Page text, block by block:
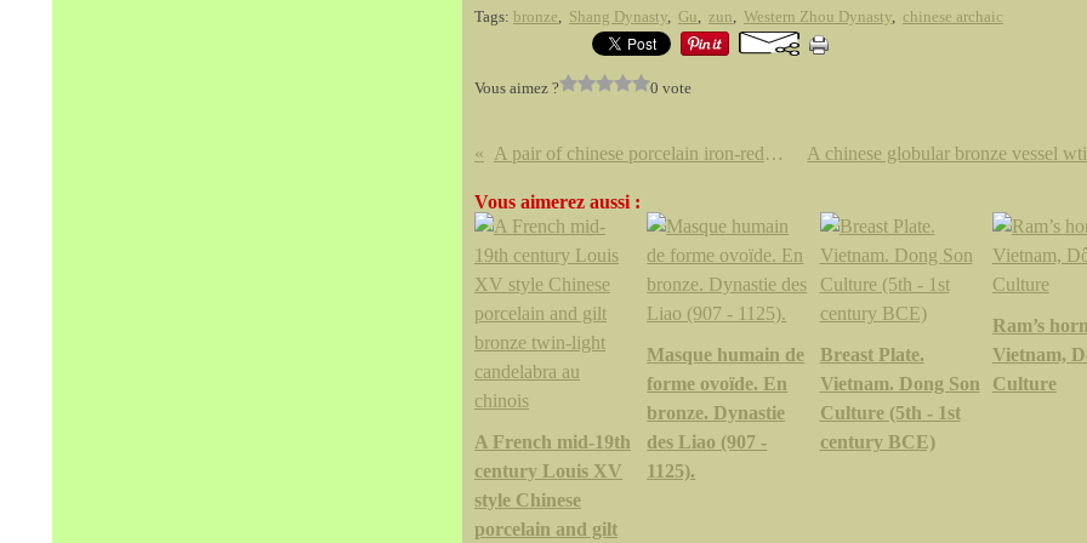
Tags: bronze, Shang Dynasty, Gu, zun, Western Zhou Dynasty, chinese archaic
Vous aimez ? 0 vote
A pair of chinese porcelain iron-red and gilt decorated pear-shaped vases, Kangxi period (1662-1772)
Vous aimerez aussi :
A French mid-19th
century Louis XV
style Chinese
porcelain and gilt
Masque humain de
forme ovoïde. En
bronze. Dynastie
des Liao (907 -
1125).
Breast Plate.
Vietnam. Dong Son
Culture (5th - 1st
century BCE)
Ram’s
Vietnam,
Culture